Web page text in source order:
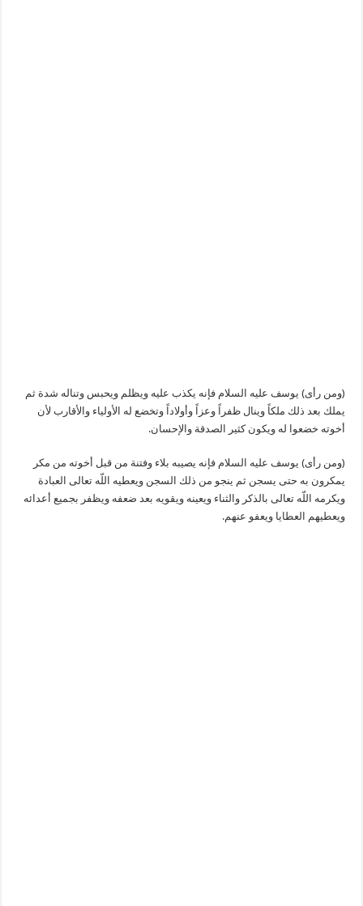
(ومن رأى) يوسف عليه السلام فإنه يكذب عليه ويظلم ويحبس وتناله شدة ثم
يملك بعد ذلك ملكاً وينال ظفراً وعزاً وأولاداً وتخضع له الأولياء والأقارب لأن
أخوته خضعوا له ويكون كثير الصدقة والإحسان.
(ومن رأى) يوسف عليه السلام فإنه يصيبه بلاء وفتنة من قبل أخوته من مكر
يمكرون به حتى يسجن ثم ينجو من ذلك السجن ويعطيه اللّه تعالى العبادة
ويكرمه اللّه تعالى بالذكر والثناء ويعينه ويقويه بعد ضعفه ويظفر بجميع أعدائه
ويعطيهم العطايا ويعفو عنهم.